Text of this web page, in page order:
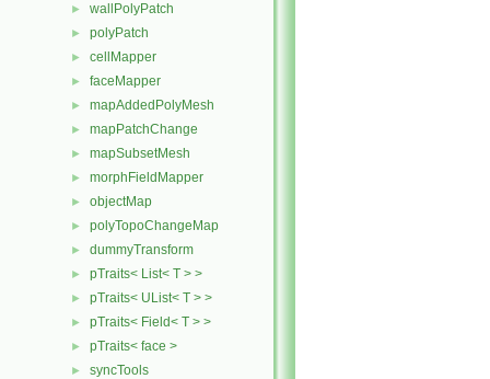
► wallPolyPatch
► polyPatch
► cellMapper
► faceMapper
► mapAddedPolyMesh
► mapPatchChange
► mapSubsetMesh
► morphFieldMapper
► objectMap
► polyTopoChangeMap
► dummyTransform
► pTraits< List< T > >
► pTraits< UList< T > >
► pTraits< Field< T > >
► pTraits< face >
► syncTools